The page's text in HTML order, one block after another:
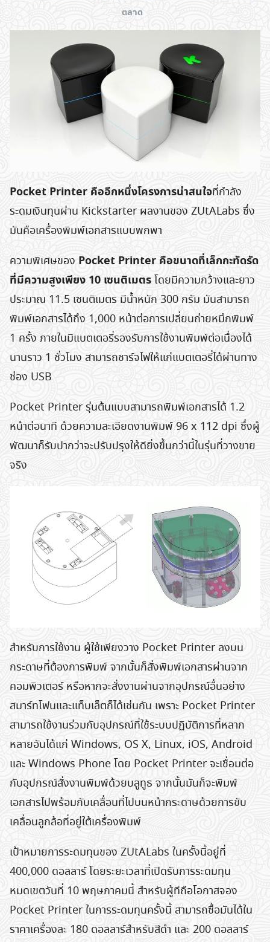
ตลาด
Pocket Printer คืออีกหนึ่งโครงการน่าสนใจที่กำลัง
ระดมเงินทุนผ่าน Kickstarter ผลงานของ ZUtALabs ซึ่ง
มันคือเครื่องพิมพ์เอกสารแบบพกพา
ความพิเศษของ Pocket Printer คือขนาดที่เล็กกะทัดรัด
ที่มีความสูงเพียง 10 เซนติเมตรโดยมีความกว้างและยาว
ประมาณ 11.5 เซนติเมตร มีน้ำหนัก 300 กรัม มันสามารถ
พิมพ์เอกสารได้ถึง 1,000 หน้าต่อการเปลี่ยนถ่ายหมึกพิมพ์
1 ครั้ง ภายในมีแบตเตอรี่รองรับการใช้งานพิมพ์ต่อเนื่องได้
นานราว 1 ชั่วโมง สามารถชาร์จไฟให้แก่แบตเตอรี่ได้ผ่านทาง
ช่อง USB
Pocket Printer รุ่นต้นแบบสามารถพิมพ์เอกสารได้ 1.2
หน้าต่อนาที ด้วยความละเอียดงานพิมพ์ 96 x 112 dpi ซึ่งผู้
พัฒนาก็รับปากว่าจะปรับปรุงให้ดียิ่งขึ้นกว่านี้ในรุ่นที่วางขาย
จริง
สำหรับการใช้งาน ผู้ใช้เพียงวาง Pocket Printer ลงบน
กระดาษที่ต้องการพิมพ์ จากนั้นก็สั่งพิมพ์เอกสารผ่านจาก
คอมพิวเตอร์ หรือหากจะสั่งงานผ่านจากอุปกรณ์อื่นอย่าง
สมาร์ทโฟนและแท็บเล็ตก็ได้เช่นกัน เพราะ Pocket Printer
สามารถใช้งานร่วมกับอุปกรณ์ที่ใช้ระบบปฏิบัติการที่หลาก
หลายอันได้แก่ Windows, OS X, Linux, iOS, Android
และ Windows Phone โดย Pocket Printer จะเชื่อมต่อ
กับอุปกรณ์สั่งงานพิมพ์ด้วยบลูทูธ จากนั้นมันก็จะพิมพ์
เอกสารไปพร้อมกับเคลื่อนที่ไปบนหน้ากระดาษด้วยการขับ
เคลื่อนลูกล้อที่อยู่ใต้เครื่องพิมพ์
เป้าหมายการระดมทุนของ ZUtALabs ในครั้งนี้อยู่ที่
400,000 ดอลลาร์ โดยระยะเวลาที่เปิดรับการระดมทุน
หมดเขตวันที่ 10 พฤษภาคมนี้ สำหรับผู้ทีถือโอกาสจอง
Pocket Printer ในการระดมทุนครั้งนี้ สามารถซื้อมันได้ใน
ราคาเครื่องละ 180 ดอลลาร์สำหรับสีดำ และ 200 ดอลลาร์